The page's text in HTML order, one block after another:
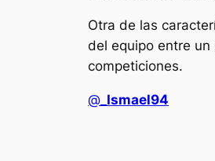
Otra de las
del equipo entre
competiciones.
@ _Ismael94